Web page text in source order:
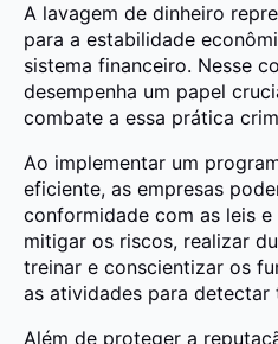
A lavagem de dinheiro
para a estabilidade
sistema financeiro. Nesse
desempenha um papel
combate a essa prática
Ao implementar um
eficiente, as empresas
conformidade com as leis
mitigar os riscos, realizar
treinar e conscientizar os
as atividades para detectar
Além de proteger a